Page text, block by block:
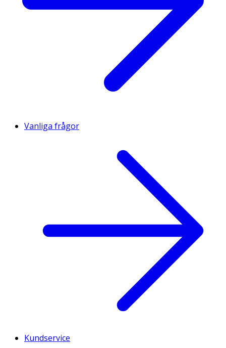
Vanliga frågor
Kundservice